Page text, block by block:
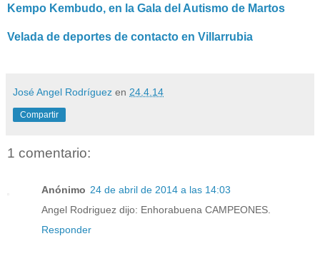
Kempo Kembudo, en la Gala del Autismo de Martos
Velada de deportes de contacto en Villarrubia
José Angel Rodríguez en 24.4.14
Compartir
1 comentario:
Anónimo 24 de abril de 2014 a las 14:03
Angel Rodriguez dijo: Enhorabuena CAMPEONES.
Responder